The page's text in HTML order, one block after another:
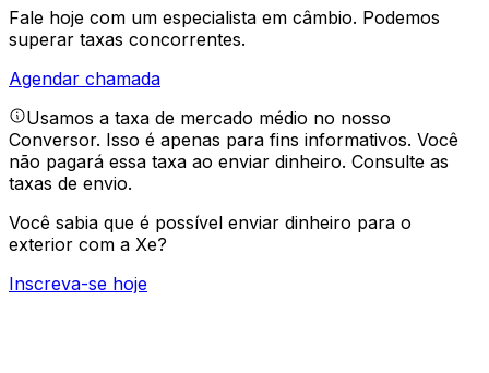
Fale hoje com um especialista em câmbio. Podemos
superar taxas concorrentes.
Agendar chamada
Usamos a taxa de mercado médio no nosso
Conversor. Isso é apenas para fins informativos. Você
não pagará essa taxa ao enviar dinheiro. Consulte as
taxas de envio.
Você sabia que é possível enviar dinheiro para o
exterior com a Xe?
Inscreva-se hoje